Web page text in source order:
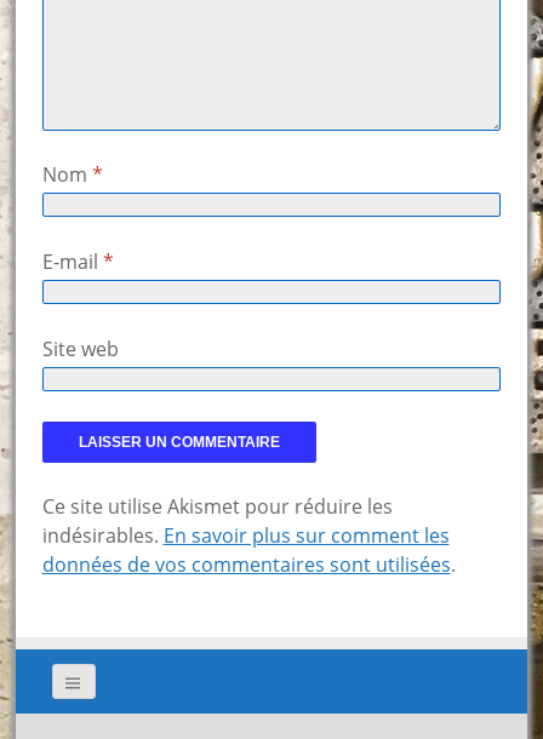
Nom *
E-mail *
Site web
Ce site utilise Akismet pour réduire les
indésirables. En savoir plus sur comment les
données de vos commentaires sont utilisées.